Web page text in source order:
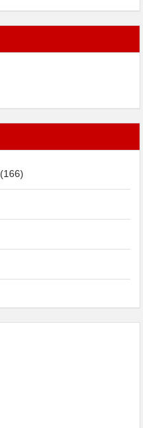
(166)